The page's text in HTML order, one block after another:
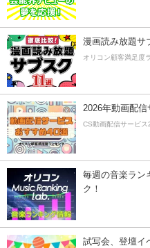
漫画読み放題サ
オリコン顧客満足度
2026年動画配信
CS動画配信サービス
毎週の音楽ラン
ク！
試写会、登壇イ